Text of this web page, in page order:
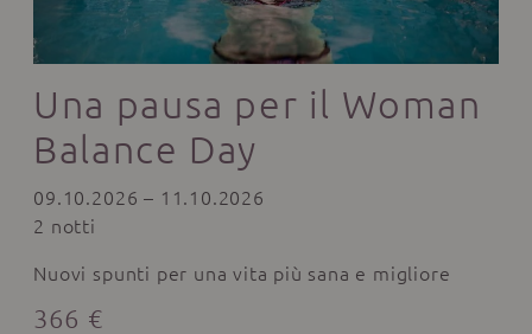
Una pausa per il Woman
Balance Day
09.10.2026 – 11.10.2026
2 notti
Nuovi spunti per una vita più sana e migliore
366 €